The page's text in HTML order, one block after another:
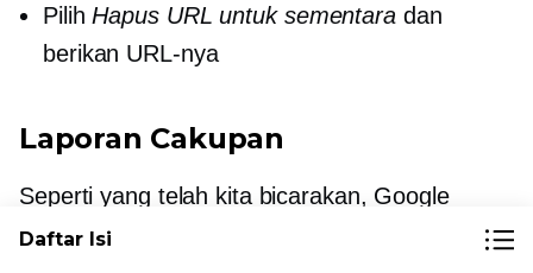
PilihHapus URL untuk sementaradan
berikan URL-nya
Laporan Cakupan
Seperti yang telah kita bicarakan, Google
terkadang mengalami kesulitan dalam
Daftar Isi